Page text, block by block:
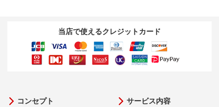
当店で使えるクレジットカード
コンセプト サービス内容